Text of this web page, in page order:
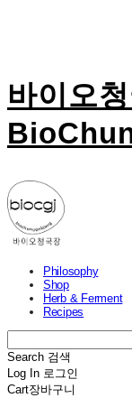
바이오
Philosophy
Shop
Herb & Ferment
Recipes
Search 검색
Log In 로그인
Cart장바구니